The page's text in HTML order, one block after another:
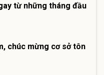
từ những tháng đầu
chúc mừng cơ sở tôn